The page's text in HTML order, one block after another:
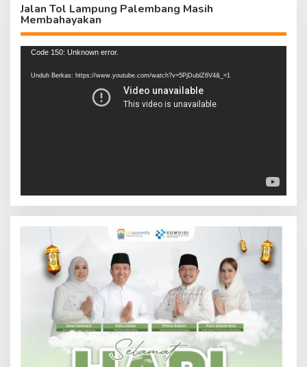
Jalan Tol Lampung Palembang Masih
Membahayakan
Pemutar
Code 150: Unknown error.
Unduh Berkas: https://www.youtube.com/watch?v=5PjDublZ6V4&_=1